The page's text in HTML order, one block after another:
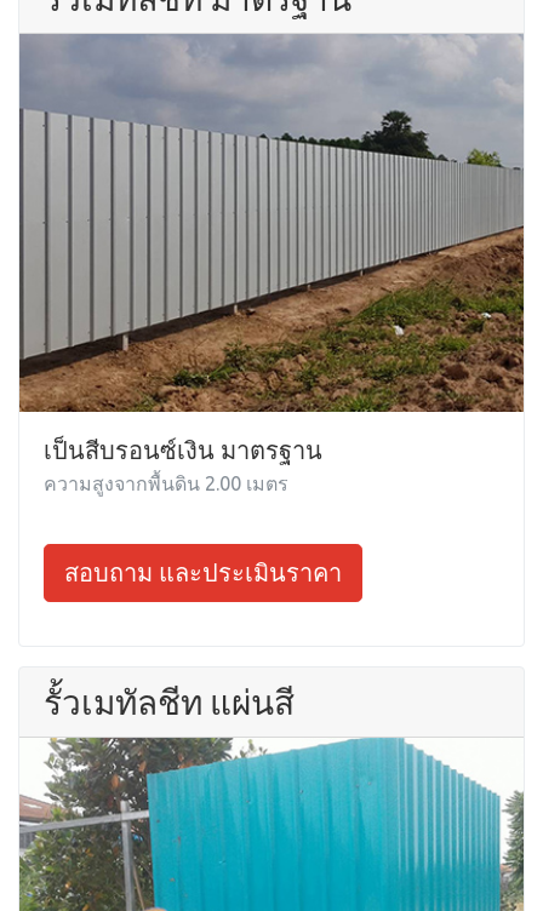
เป็นสีบรอนซ์เงิน มาตรฐาน
ความสูงจากพื้นดิน 2.00 เมตร
สอบถาม และประเมินราคา
รั้วเมทัลชีท แผ่นสี